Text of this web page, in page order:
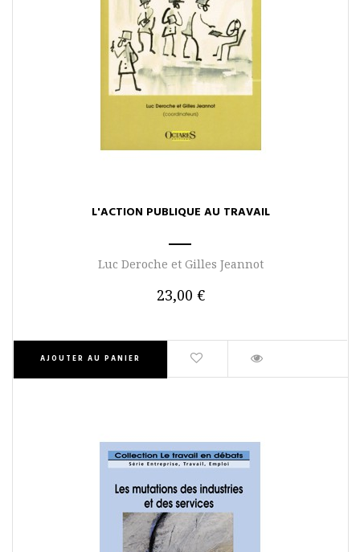
AJOUTER AU PANIER
L'ACTION PUBLIQUE AU TRAVAIL
Luc Deroche et Gilles Jeannot
23,00 €